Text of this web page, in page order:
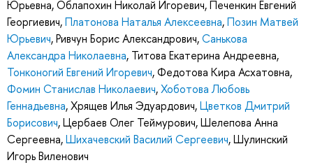
Юрьевна,Облапохин Николай Игоревич,Печенкин Евгений
Георгиевич,Платонова Наталья Алексеевна,Позин Матвей
Юрьевич,Ривчун Борис Александрович,Санькова
Александра Николаевна, Титова Екатерина Андреевна,
Тонконогий Евгений Игоревич,Федотова Кира Асхатовна,
Фомин Станислав Николаевич,Хоботова Любовь
Геннадьевна,Хрящев Илья Эдуардович,Цветков Дмитрий
Борисович,Цербаев Олег Теймурович,Шелепова Анна
Сергеевна,Шихачевский Василий Сергеевич,Шулинский
Игорь Виленович